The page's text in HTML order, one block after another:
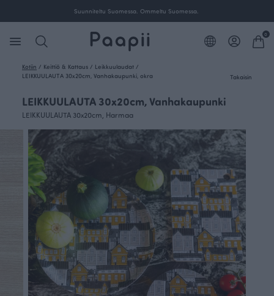
Suunniteltu Suomessa. Ommeltu Suomessa.
0
Kotiin / Keittiö & Kattaus / Leikkuulaudat /
LEIKKUULAUTA 30x20cm, Vanhakaupunki, okra
Takaisin
LEIKKUULAUTA 30x20cm, Vanhakaupunki
LEIKKUULAUTA 30x20cm, Harmaa